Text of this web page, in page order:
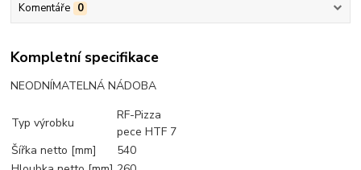
Komentáře 0
Kompletní specifikace
NEODNÍMATELNÁ NÁDOBA
Typ výrobku
RF-Pizza
pece HTF 7
Šířka netto [mm]
540